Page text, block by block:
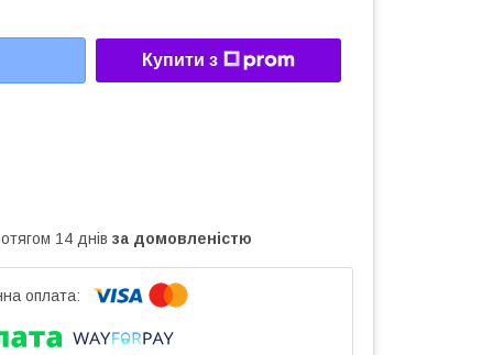
Купити з
14 днів за домовленістю